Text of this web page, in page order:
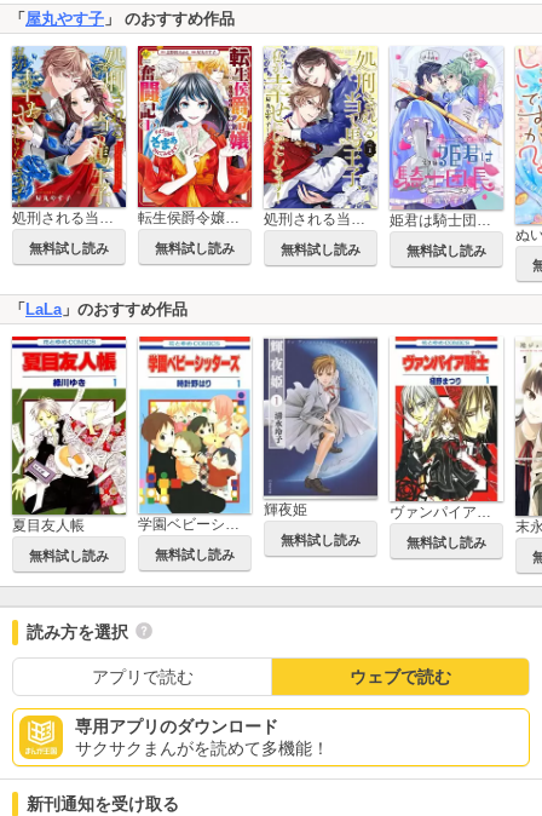
「屋丸やす子 」 のおすすめ作品
処刑される当て馬王子、私が幸せにいたします！（分冊版）
無料試し読み
転生侯爵令嬢奮闘記 わたし、立派にざまぁされてみせます！
無料試し読み 無料試し読み
無料試し読み
「 LaLa」のおすすめ作品
夏目友人帳
無料試し読み
学園ベビーシッターズ
無料試し読み
輝夜姫
無料試し読み
無料試し読み
読み方を選択
アプリで読む ウェブで読む
専用アプリのダウンロード
サクサクまんがを読めて多機能！
新刊通知を受け取る